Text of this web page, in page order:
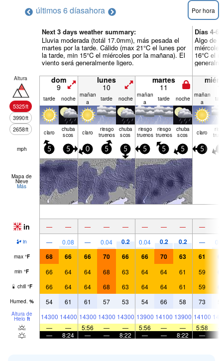
últimos 6 díasahora Por hora
Next 3 days weather summary:
Lluvia moderada (totál 17.0mm), más pesada el
martes por la tarde. Cálido (max 21°C el lunes por
la tarde, min 15°C el miércoles por la mañana). El
viento será generalmente ligero.
Días 4-6
Algo de
16°C el
Altura
5325ft
3990ft
2658ft
dom
9
lunes
10
martes
11
tarde noche mañan
a
tarde noche mañan
a
tarde noche mañan
a
claro chuba
scos claro riesgo
truenos
chuba
scos
riesgo
truenos
riesgo
truenos
chuba
scos claro
mph 5 5 0 5 5 5 5 5 5
Mapa de
Nieve
Más
in — — — — — — — — —
in — 0.08 — 0.04 0.2 0.04 0.2 0.2 —
max °F 68 66 66 70 66 66 70 63 61
min °F 66 64 64 68 63 64 64 61 59
chill °F 66 64 64 68 63 64 64 61 59
Humed. % 54 61 61 57 53 54 66 58 73
Altura de
Hielo ft 14300 14400 14300 14300 14300 13900 14100 13900 14100
—
— 5:56 — — 5:56 — — 5:58
—
8:24 — — 8:22 — — 8:22 —